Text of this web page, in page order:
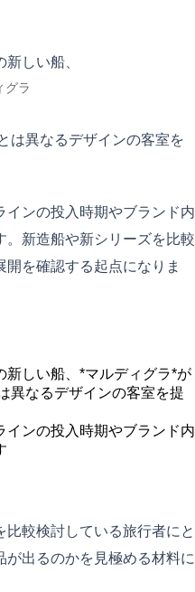
しい船、
グラ
は異なるデザインの客室を
インの投入時期やブランド内
。新造船や新シリーズを比較
を確認する起点になりま
新しい船、*マルディグラ*が
異なるデザインの客室を提
インの投入時期やブランド内
較検討している旅行者にと
が出るのかを見極める材料に